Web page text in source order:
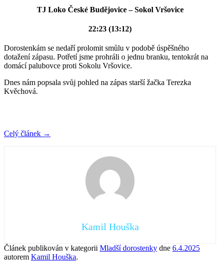
TJ Loko České Budějovice – Sokol Vršovice
22:23 (13:12)
Dorostenkám se nedaří prolomit smůlu v podobě úspěšného
dotažení zápasu. Potřetí jsme prohráli o jednu branku, tentokrát na
domácí palubovce proti Sokolu Vršovice.
Dnes nám popsala svůj pohled na zápas starší žačka Terezka
Kvěchová.
Celý článek →
Kamil Houška
Článek publikován v kategorii Mladší dorostenky dne 6.4.2025
autorem Kamil Houška.